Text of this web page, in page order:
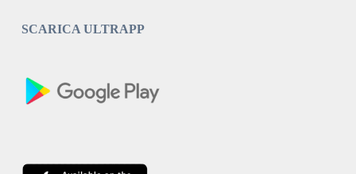
SCARICA ULTRAPP